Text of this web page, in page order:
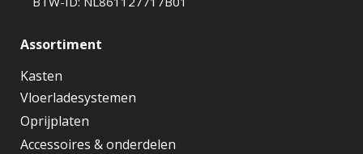
Assortiment
Kasten
Vloerladesystemen
Oprijplaten
Accessoires & onderdelen